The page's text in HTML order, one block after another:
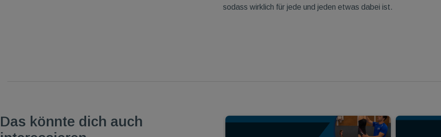
sodass wirklich für jede und jeden etwas dabei ist.
Das könnte dich auch